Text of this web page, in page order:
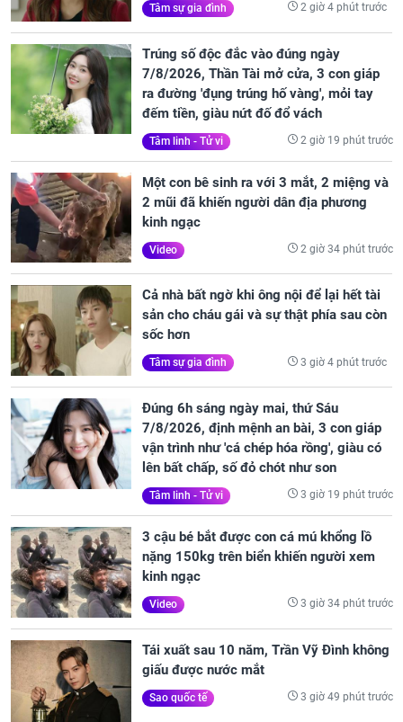
Tâm sự gia đình 2 giờ 4 phút trước
Trúng số độc đắc vào đúng ngày
7/8/2026, Thần Tài mở cửa, 3 con giáp
ra đường 'đụng trúng hố vàng', mỏi tay
đếm tiền, giàu nứt đố đổ vách
Tâm linh - Tử vi 2 giờ 19 phút trước
Một con bê sinh ra với 3 mắt, 2 miệng và
2 mũi đã khiến người dân địa phương
kinh ngạc
Video 2 giờ 34 phút trước
Cả nhà bất ngờ khi ông nội để lại hết tài
sản cho cháu gái và sự thật phía sau còn
sốc hơn
Tâm sự gia đình 3 giờ 4 phút trước
Đúng 6h sáng ngày mai, thứ Sáu
7/8/2026, định mệnh an bài, 3 con giáp
vận trình như 'cá chép hóa rồng', giàu có
lên bất chấp, số đỏ chót như son
Tâm linh - Tử vi 3 giờ 19 phút trước
3 cậu bé bắt được con cá mú khổng lồ
nặng 150kg trên biển khiến người xem
kinh ngạc
Video 3 giờ 34 phút trước
Tái xuất sau 10 năm, Trần Vỹ Đình không
giấu được nước mắt
Sao quốc tế 3 giờ 49 phút trước